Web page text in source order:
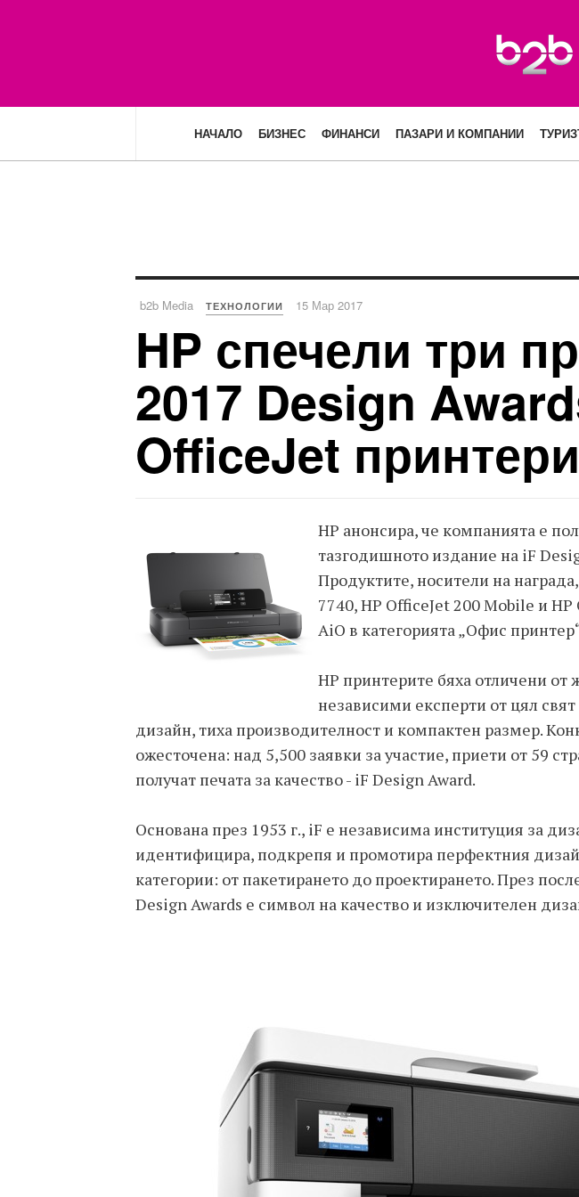
НАЧАЛО БИЗНЕС ФИНАНСИ ПАЗАРИ И КОМПАНИИ
b2b Media ТЕХНОЛОГИИ 15 Мар 2017
HP спечели три
2017 Design
OfficeJet принтери
HP анонсира, че компанията е
тазгодишното издание на iF
Продуктите, носители на
7740, HP OfficeJet 200 Mobile и
AiO в категорията „Офис
HP принтерите бяха отличени от
независими експерти от цял
дизайн, тиха производителност и компактен размер.
ожесточена: над 5,500 заявки за участие, приети от 59
получат печата за качество - iF Design Award.
Основана през 1953 г., iF е независима институция за
идентифицира, подкрепя и промотира перфектния
категории: от пакетирането до проектирането. През
Design Awards е символ на качество и изключителен